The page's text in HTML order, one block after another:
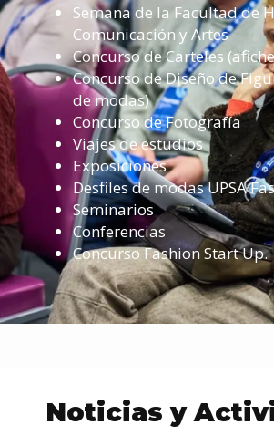
Semana de la Facultad de
Comunicación y Artes
Concurso de Carteles
Concurso de Diseño de
de modas)
Concurso de Fotografía
Viajes de estudios
Exposiciones
Desfiles de modas UPSA
Seminarios
Conferencias
Concurso Fashion Start Up.
Noticias y